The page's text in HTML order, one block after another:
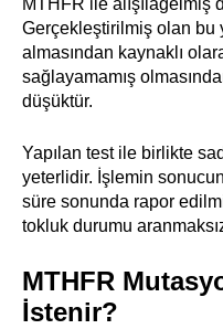
MTHFR ile alışılagelmiş
Gerçekleştirilmiş olan bu
almasından kaynaklı
sağlayamamış
düşüktür.
Yapılan test ile birlikte
yeterlidir. İşlemin
süre sonunda rapor
tokluk durumu
MTHFR
İstenir?